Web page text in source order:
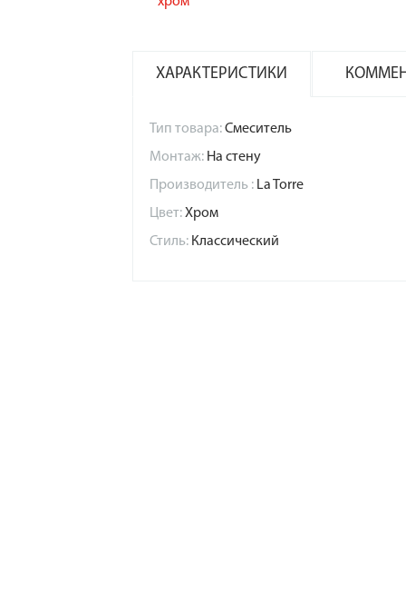
ХАРАКТЕРИСТИКИ
Тип товара:Смеситель
Монтаж: На стену
Производитель : La Torre
Цвет:Хром
Стиль: Классический